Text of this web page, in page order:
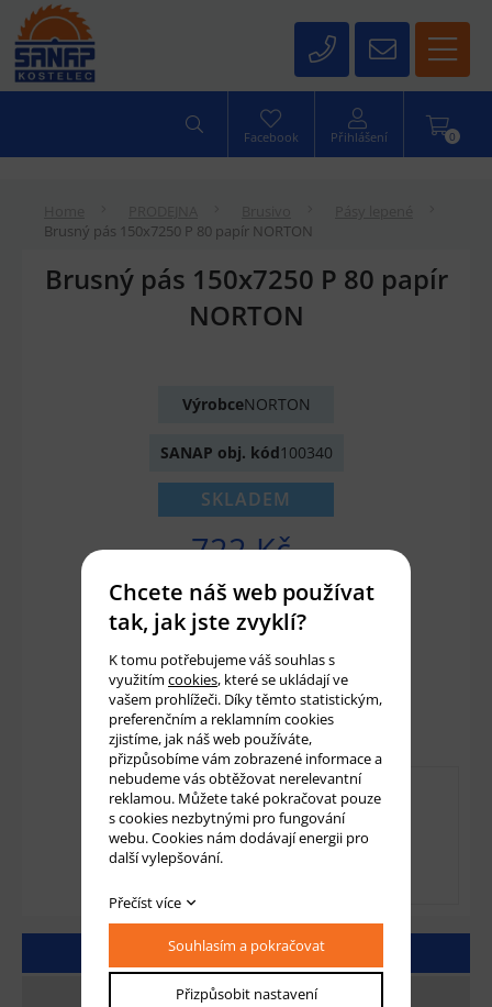
0
Facebook Přihlášení
Brusný pás 150x7250 P 80 papír NORTON
Brusný pás 150x7250 P 80 papír
NORTON
VýrobceNORTON
SANAP obj. kód100340
SKLADEM
722 Kč
597 Kč bez DPH
Množství: ks
Přidat do košíku
DETAILNÍ POPIS
TECHNICKÉ PARAMETRY
Chcete náš web používat
tak, jak jste zvyklí?
K tomu potřebujeme váš souhlas s
využitím cookies, které se ukládají ve
vašem prohlížeči. Díky těmto statistickým,
preferenčním a reklamním cookies
zjistíme, jak náš web používáte,
přizpůsobíme vám zobrazené informace a
nebudeme vás obtěžovat nerelevantní
reklamou. Můžete také pokračovat pouze
s cookies nezbytnými pro fungování
webu. Cookies nám dodávají energii pro
další vylepšování.
Přečíst více
Souhlasím a pokračovat
Přizpůsobit nastavení